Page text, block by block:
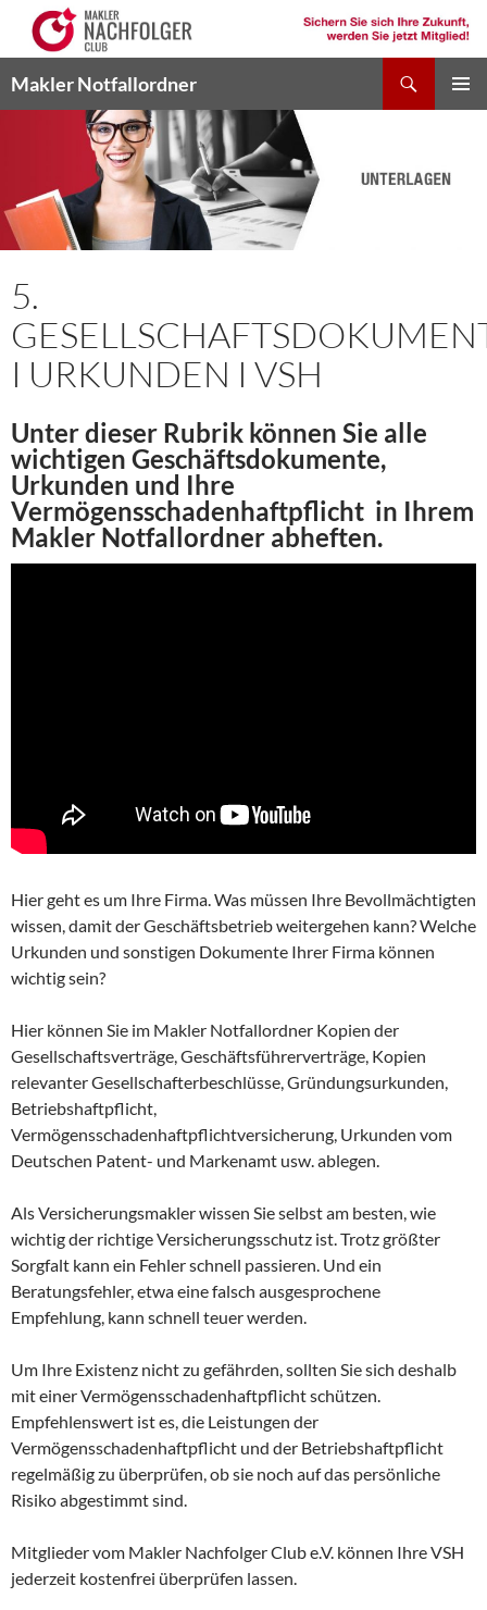
Makler Notfallordner
5.
I URKUNDEN I VSH
Unter dieser Rubrik können Sie alle
wichtigen Geschäftsdokumente,
Urkunden und Ihre
Vermögensschadenhaftpflicht in Ihrem
Makler Notfallordner abheften.
Hier geht es um Ihre Firma. Was müssen Ihre Bevollmächtigten
wissen, damit der Geschäftsbetrieb weitergehen kann? Welche
Urkunden und sonstigen Dokumente Ihrer Firma können
wichtig sein?
Hier können Sie im Makler Notfallordner Kopien der
Gesellschaftsverträge, Geschäftsführerverträge, Kopien
relevanter Gesellschafterbeschlüsse, Gründungsurkunden,
Betriebshaftpflicht,
Vermögensschadenhaftpflichtversicherung, Urkunden vom
Deutschen Patent- und Markenamt usw. ablegen.
Als Versicherungsmakler wissen Sie selbst am besten, wie
wichtig der richtige Versicherungsschutz ist. Trotz größter
Sorgfalt kann ein Fehler schnell passieren. Und ein
Beratungsfehler, etwa eine falsch ausgesprochene
Empfehlung, kann schnell teuer werden.
Um Ihre Existenz nicht zu gefährden, sollten Sie sich deshalb
mit einer Vermögensschadenhaftpflicht schützen.
Empfehlenswert ist es, die Leistungen der
Vermögensschadenhaftpflicht und der Betriebshaftpflicht
regelmäßig zu überprüfen, ob sie noch auf das persönliche
Risiko abgestimmt sind.
Mitglieder vom Makler Nachfolger Club e.V. können Ihre VSH
jederzeit kostenfrei überprüfen lassen.